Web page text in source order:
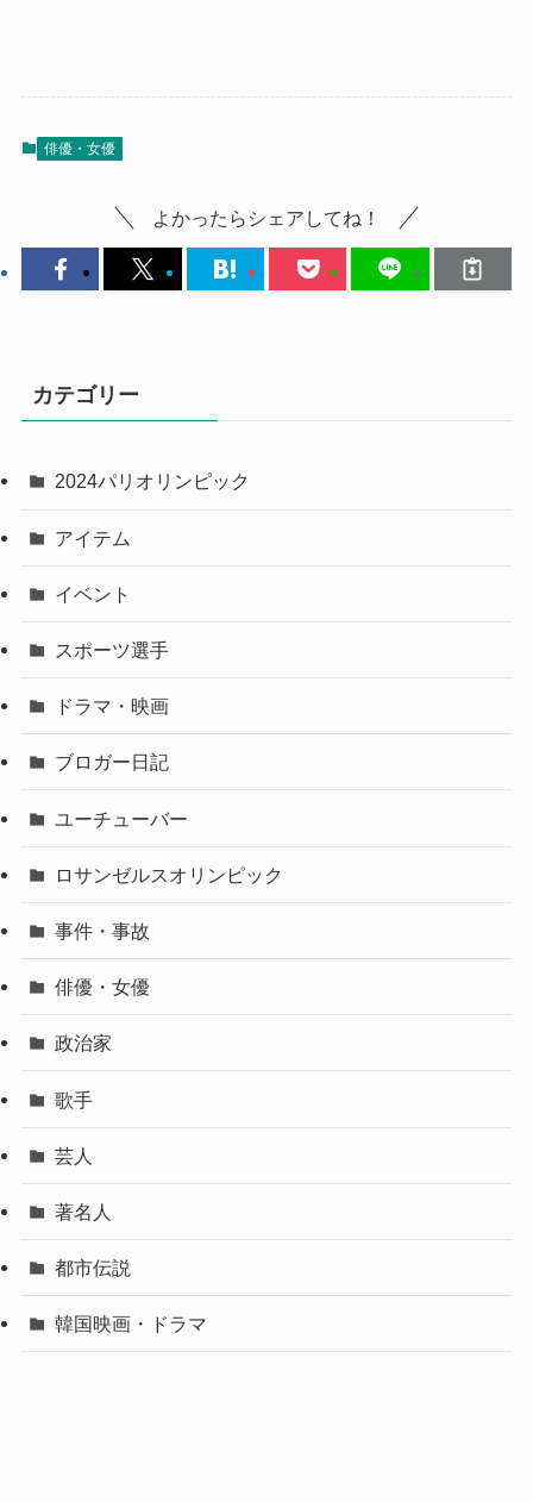
俳優・女優
よかったらシェアしてね！
カテゴリー
2024パリオリンピック
アイテム
イベント
スポーツ選手
ドラマ・映画
ブロガー日記
ユーチューバー
ロサンゼルスオリンピック
事件・事故
俳優・女優
政治家
歌手
芸人
著名人
都市伝説
韓国映画・ドラマ